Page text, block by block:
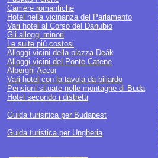
Camere romantiche
Hotel nella vicinanza del Parlamento
Vari hotel al Corso del Danubio
Gli alloggi minori
Le suite piú costosi
Alloggi vicini della piazza Deák
Alloggi vicini del Ponte Catene
Alberghi Accor
Vari hotel con la tavola da biliardo
Pensioni situate nelle montagne di Buda
Hotel secondo i distretti
Guida turisitica per Budapest
Guida turistica per Ungheria